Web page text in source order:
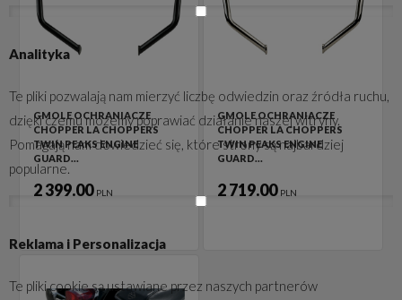
GMOLE OCHRANIACZE
CHOPPER LA CHOPPERS
TWIN PEAKS ENGINE
GUARD…
2 399.00 PLN
GMOLE OCHRANIACZE
CHOPPER LA CHOPPERS
TWIN PEAKS ENGINE
GUARD…
2 719.00 PLN
Analityka
Te pliki pozwalają nam mierzyć liczbę odwiedzin oraz źródła ruchu,
dzięki czemu możemy poprawiać działanie naszej witryny.
Pomagają nam dowiedzieć się, które strony są najbardziej
popularne.
Reklama i Personalizacja
Te pliki cookie są ustawiane przez naszych partnerów